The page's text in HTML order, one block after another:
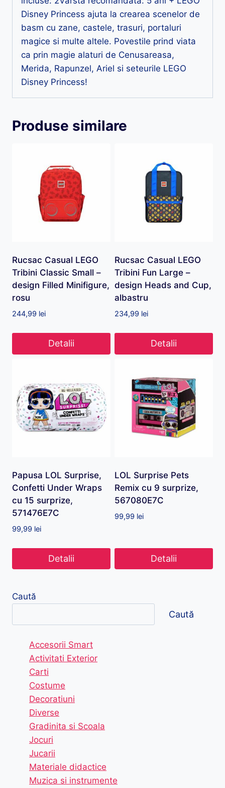
Disney Princess ajuta la crearea scenelor de
basm cu zane, castele, trasuri, portaluri
magice si multe altele. Povestile prind viata
ca prin magie alaturi de Cenusareasa,
Merida, Rapunzel, Ariel si seteurile LEGO
Disney Princess!
Produse similare
Rucsac Casual LEGO
Tribini Classic Small –
design Filled Minifigure,
rosu
244,99 lei
Detalii
Rucsac Casual LEGO
Tribini Fun Large –
design Heads and Cup,
albastru
234,99 lei
Detalii
Papusa LOL Surprise,
Confetti Under Wraps
cu 15 surprize,
571476E7C
99,99 lei
Detalii
LOL Surprise Pets
Remix cu 9 surprize,
567080E7C
99,99 lei
Detalii
Caută
Caută
Accesorii Smart
Activitati Exterior
Carti
Costume
Decoratiuni
Diverse
Gradinita si Scoala
Jocuri
Jucarii
Materiale didactice
Muzica si instrumente